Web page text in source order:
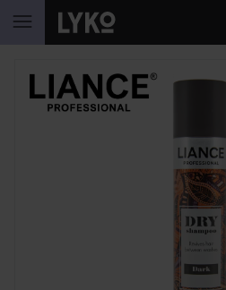
HOPPA TILL INNEHÅLLET
HOPPA ÖVER SEKTIONEN